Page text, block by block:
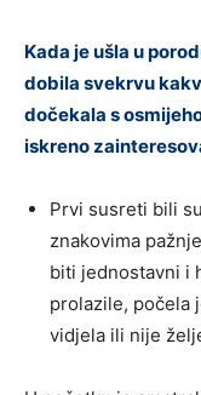
Kada je ušla u
dobila svekrvu
dočekala s
iskreno
Prvi susreti bili
znakovima
biti jednostavni i
prolazile, počela
vidjela ili nije